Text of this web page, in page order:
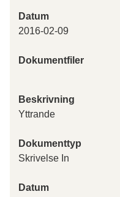
Datum
2016-02-09
Dokumentfiler
Beskrivning
Yttrande
Dokumenttyp
Skrivelse In
Datum